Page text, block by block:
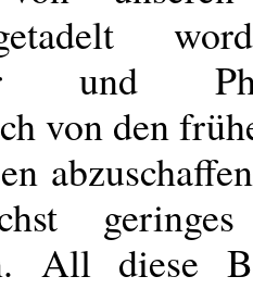
und
von den
All diese